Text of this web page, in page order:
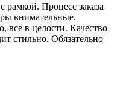
рамкой. Процесс заказа
внимательные.
все в целости. Качество
стильно. Обязательно